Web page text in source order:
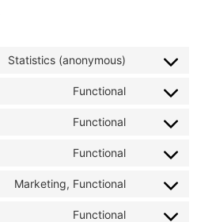
Statistics (anonymous)
Functional
Functional
Functional
Marketing, Functional
Functional